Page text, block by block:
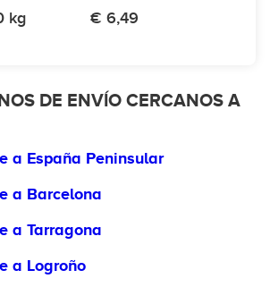
kg
€ 6,49
DE ENVÍO CERCANOS A
a España Peninsular
a Barcelona
a Tarragona
a Logroño